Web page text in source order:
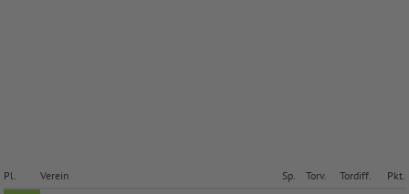
Pl. Verein Sp. Torv. Tordiff. Pkt.